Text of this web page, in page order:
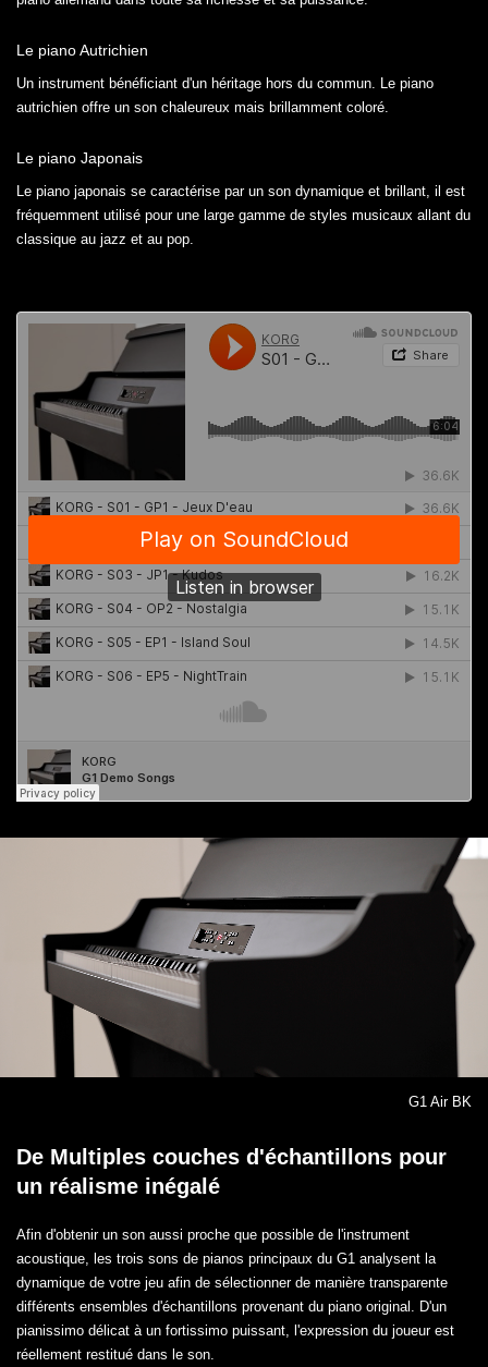
Le piano Autrichien
Un instrument bénéficiant d'un héritage hors du commun. Le piano
autrichien offre un son chaleureux mais brillamment coloré.
Le piano Japonais
Le piano japonais se caractérise par un son dynamique et brillant, il est
fréquemment utilisé pour une large gamme de styles musicaux allant du
classique au jazz et au pop.
G1 Air BK
De Multiples couches d'échantillons pour
un réalisme inégalé
Afin d'obtenir un son aussi proche que possible de l'instrument
acoustique, les trois sons de pianos principaux du G1 analysent la
dynamique de votre jeu afin de sélectionner de manière transparente
différents ensembles d'échantillons provenant du piano original. D'un
pianissimo délicat à un fortissimo puissant, l'expression du joueur est
réellement restitué dans le son.